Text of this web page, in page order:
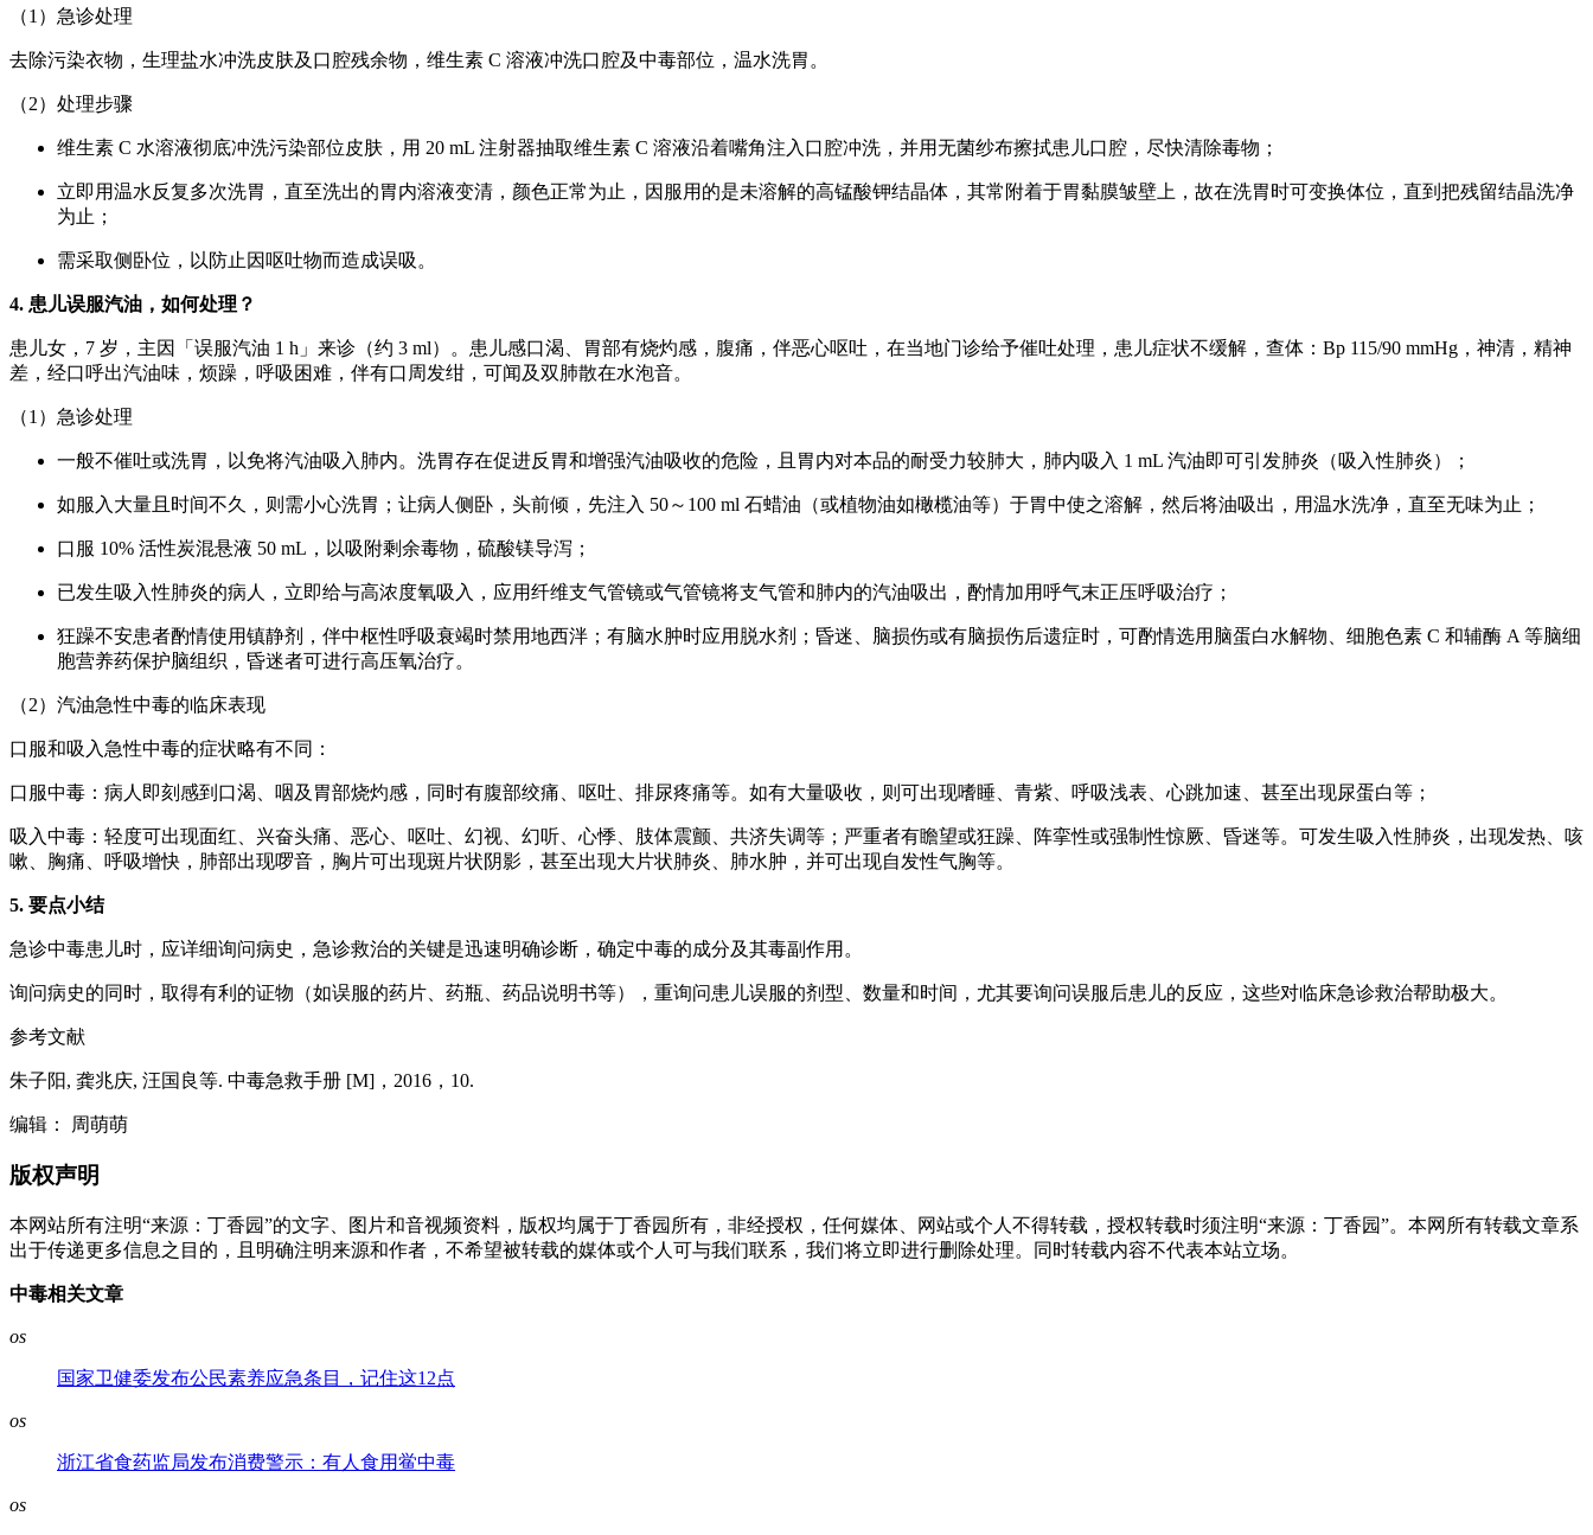
（1）急诊处理
去除污染衣物，生理盐水冲洗皮肤及口腔残余物，维生素 C 溶液冲洗口腔及中毒部位，温水洗胃。
（2）处理步骤
维生素 C 水溶液彻底冲洗污染部位皮肤，用 20 mL 注射器抽取维生素 C 溶液沿着嘴角注入口腔冲洗，并用无菌纱布擦拭患儿口腔，尽快清除毒物；
立即用温水反复多次洗胃，直至洗出的胃内溶液变清，颜色正常为止，因服用的是未溶解的高锰酸钾结晶体，其常附着于胃黏膜皱壁上，故在洗胃时可变换体位，直到把残留结晶洗净
为止；
需采取侧卧位，以防止因呕吐物而造成误吸。
4. 患儿误服汽油，如何处理？
患儿女，7 岁，主因「误服汽油 1 h」来诊（约 3 ml）。患儿感口渴、胃部有烧灼感，腹痛，伴恶心呕吐，在当地门诊给予催吐处理，患儿症状不缓解，查体：Bp 115/90 mmHg，神清，精神
差，经口呼出汽油味，烦躁，呼吸困难，伴有口周发绀，可闻及双肺散在水泡音。
（1）急诊处理
一般不催吐或洗胃，以免将汽油吸入肺内。洗胃存在促进反胃和增强汽油吸收的危险，且胃内对本品的耐受力较肺大，肺内吸入 1 mL 汽油即可引发肺炎（吸入性肺炎）；
如服入大量且时间不久，则需小心洗胃；让病人侧卧，头前倾，先注入 50～100 ml 石蜡油（或植物油如橄榄油等）于胃中使之溶解，然后将油吸出，用温水洗净，直至无味为止；
口服 10% 活性炭混悬液 50 mL，以吸附剩余毒物，硫酸镁导泻；
已发生吸入性肺炎的病人，立即给与高浓度氧吸入，应用纤维支气管镜或气管镜将支气管和肺内的汽油吸出，酌情加用呼气末正压呼吸治疗；
狂躁不安患者酌情使用镇静剂，伴中枢性呼吸衰竭时禁用地西泮；有脑水肿时应用脱水剂；昏迷、脑损伤或有脑损伤后遗症时，可酌情选用脑蛋白水解物、细胞色素 C 和辅酶 A 等脑细
胞营养药保护脑组织，昏迷者可进行高压氧治疗。
（2）汽油急性中毒的临床表现
口服和吸入急性中毒的症状略有不同：
口服中毒：病人即刻感到口渴、咽及胃部烧灼感，同时有腹部绞痛、呕吐、排尿疼痛等。如有大量吸收，则可出现嗜睡、青紫、呼吸浅表、心跳加速、甚至出现尿蛋白等；
吸入中毒：轻度可出现面红、兴奋头痛、恶心、呕吐、幻视、幻听、心悸、肢体震颤、共济失调等；严重者有瞻望或狂躁、阵挛性或强制性惊厥、昏迷等。可发生吸入性肺炎，出现发热、咳
嗽、胸痛、呼吸增快，肺部出现啰音，胸片可出现斑片状阴影，甚至出现大片状肺炎、肺水肿，并可出现自发性气胸等。
5. 要点小结
急诊中毒患儿时，应详细询问病史，急诊救治的关键是迅速明确诊断，确定中毒的成分及其毒副作用。
询问病史的同时，取得有利的证物（如误服的药片、药瓶、药品说明书等），重询问患儿误服的剂型、数量和时间，尤其要询问误服后患儿的反应，这些对临床急诊救治帮助极大。
参考文献
朱子阳, 龚兆庆, 汪国良等. 中毒急救手册 [M]，2016，10.
编辑： 周萌萌
版权声明
本网站所有注明“来源：丁香园”的文字、图片和音视频资料，版权均属于丁香园所有，非经授权，任何媒体、网站或个人不得转载，授权转载时须注明“来源：丁香园”。本网所有转载文章系
出于传递更多信息之目的，且明确注明来源和作者，不希望被转载的媒体或个人可与我们联系，我们将立即进行删除处理。同时转载内容不代表本站立场。
中毒相关文章
os
国家卫健委发布公民素养应急条目，记住这12点
os
浙江省食药监局发布消费警示：有人食用鲎中毒
os